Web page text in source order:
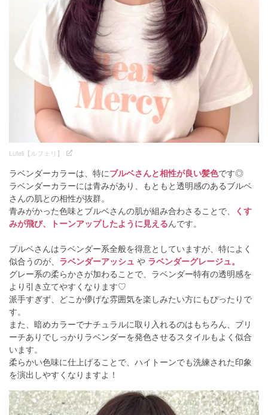
Lufeli【ルフェリ】
ラベンダーカラーは、特にブルベさんと相性が良い髪色です◎
ラベンダーカラーには青みがあり、もともと透明感のあるブルベ
さんの肌との相性が抜群。
青みがかった色味とブルベさんの肌が組み合わさることで、
くす
みが飛び、トーンアップしたように見えるんです。
ブルベさんはラベンダー系全般を得意としていますが、特によく
似合うのが、 ラベンダーアッシュ や ラベンダーグレージュ。
グレー系の柔らかさが加わることで、ラベンダー特有の透明感を
より引き立てやすくなります♡
派手すぎず、どこか儚げな雰囲気を楽しみたい方にもぴったりで
す。
また、暗めカラーでナチュラルに取り入れるのはもちろん、ブリ
ーチありでしっかりラベンダーを発色させるスタイルもよく似合
います。
柔らかい色味に仕上げることで、ハイトーンでも洗練された印象
を演出しやすくなりますよ！